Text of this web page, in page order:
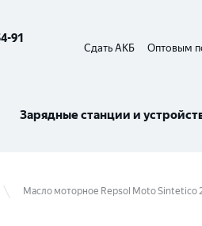
91
Сдать АКБ Оптовым
Зарядные станции и
Масло моторное Repsol Moto Sintetico